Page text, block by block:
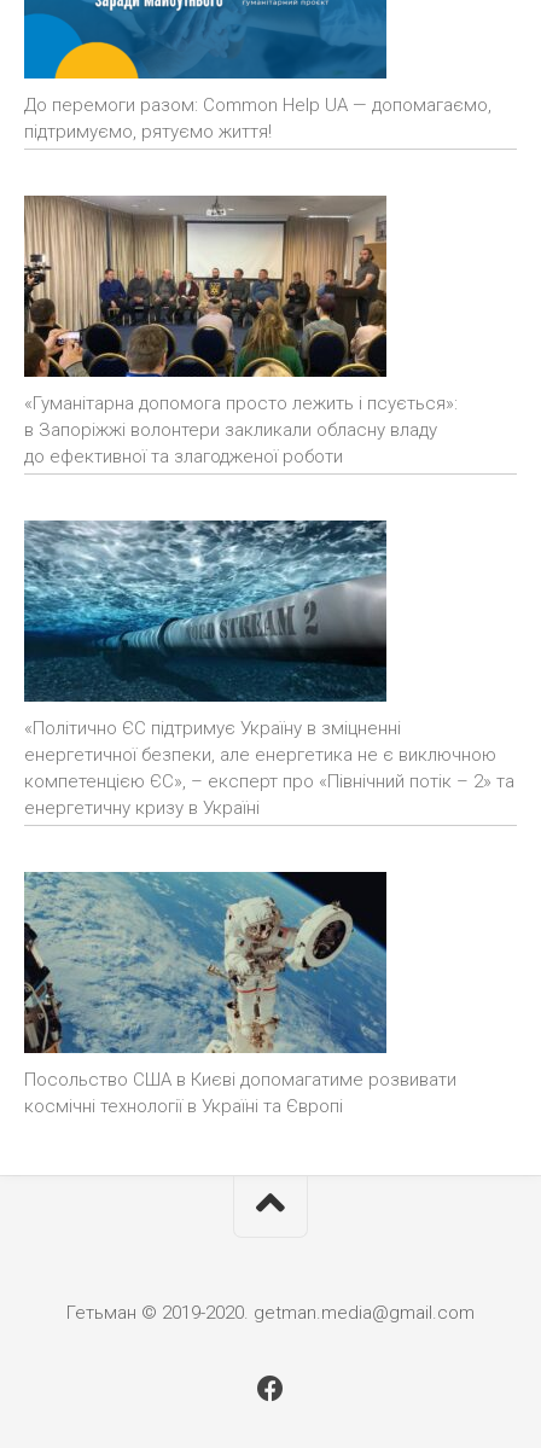
До перемоги разом: Common Help UA — допомагаємо,
підтримуємо, рятуємо життя!
«Гуманітарна допомога просто лежить і псується»:
в Запоріжжі волонтери закликали обласну владу
до ефективної та злагодженої роботи
«Політично ЄС підтримує Україну в зміцненні
енергетичної безпеки, але енергетика не є виключною
компетенцією ЄС», – експерт про «Північний потік – 2» та
енергетичну кризу в Україні
Посольство США в Києві допомагатиме розвивати
космічні технології в Україні та Європі
Гетьман © 2019-2020. getman.media@gmail.com